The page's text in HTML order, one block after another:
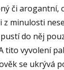
či arogantní,
z minulosti
do něj
tito vyvolení
se ukrývá